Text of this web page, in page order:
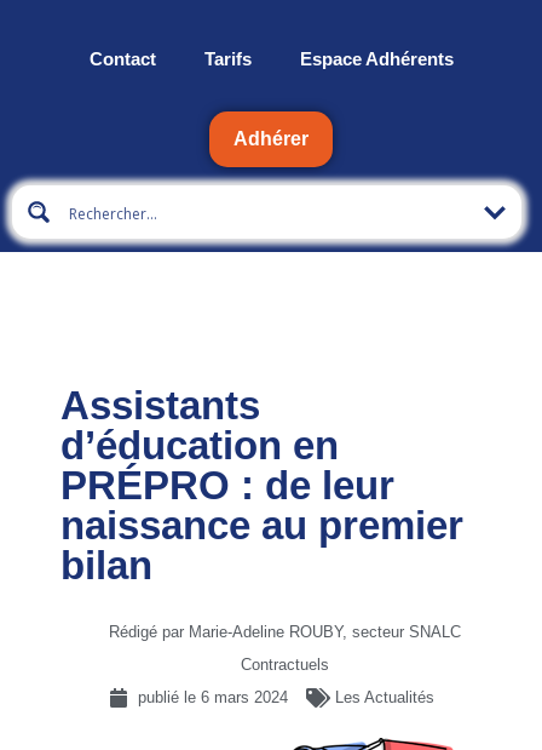
Contact Tarifs Espace Adhérents
Adhérer
Assistants
d’éducation en
PRÉPRO : de leur
naissance au premier
bilan
Rédigé par Marie-Adeline ROUBY, secteur SNALC
Contractuels
publié le 6 mars 2024 Les Actualités